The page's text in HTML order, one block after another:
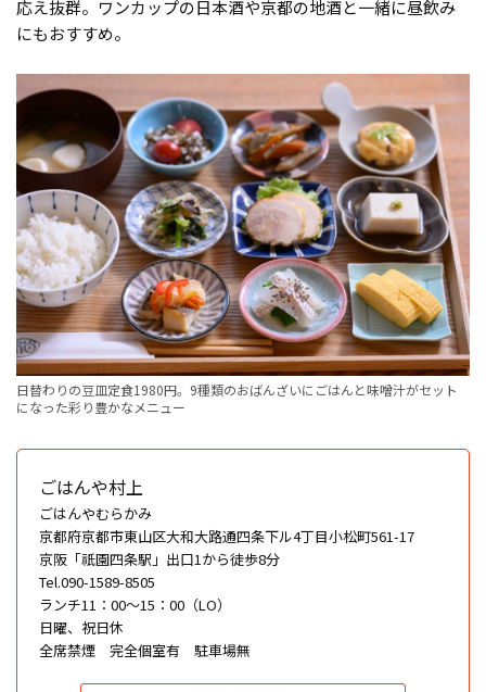
応え抜群。ワンカップの日本酒や京都の地酒と一緒に昼飲み
にもおすすめ。
日替わりの豆皿定食1980円。9種類のおばんざいにごはんと味噌汁がセット
になった彩り豊かなメニュー
ごはんや村上
ごはんやむらかみ
京都府京都市東山区大和大路通四条下ル4丁目小松町561-17
京阪「祇園四条駅」出口1から徒歩8分
Tel.090-1589-8505
ランチ11：00〜15：00（LO）
日曜、祝日休
全席禁煙 完全個室有 駐車場無